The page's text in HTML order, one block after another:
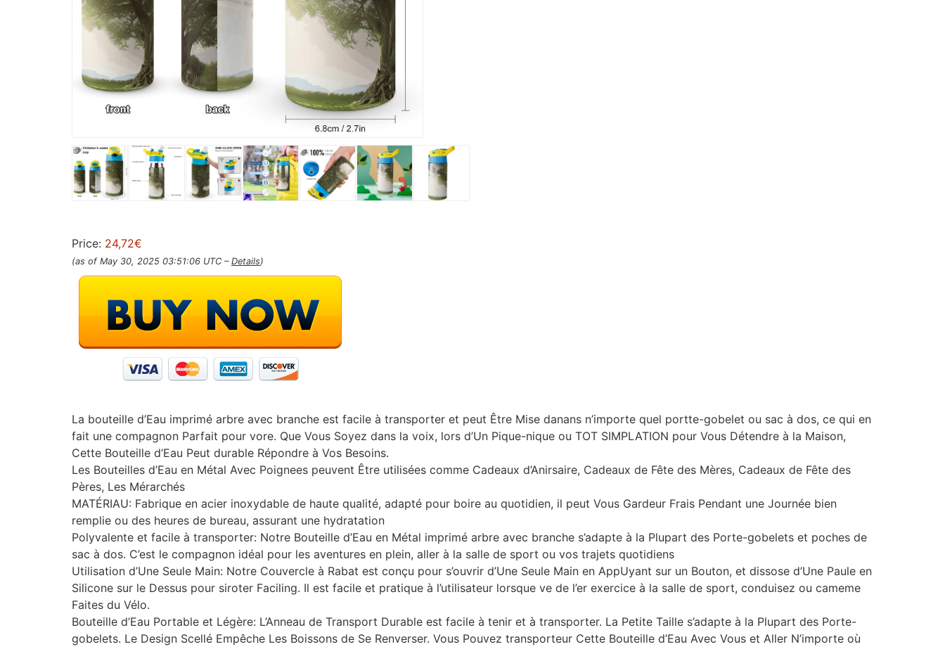
Price: 24,72€
(as of May 30, 2025 03:51:06 UTC – Details)
La bouteille d’Eau imprimé arbre avec branche est facile à transporter et peut Être Mise danans n’importe quel portte-gobelet ou sac à dos, ce qui en
fait une compagnon Parfait pour vore. Que Vous Soyez dans la voix, lors d’Un Pique-nique ou TOT SIMPLATION pour Vous Détendre à la Maison,
Cette Bouteille d’Eau Peut durable Répondre à Vos Besoins.
Les Bouteilles d’Eau en Métal Avec Poignees peuvent Être utilisées comme Cadeaux d’Anirsaire, Cadeaux de Fête des Mères, Cadeaux de Fête des
Pères, Les Mérarchés
MATÉRIAU: Fabrique en acier inoxydable de haute qualité, adapté pour boire au quotidien, il peut Vous Gardeur Frais Pendant une Journée bien
remplie ou des heures de bureau, assurant une hydratation
Polyvalente et facile à transporter: Notre Bouteille d’Eau en Métal imprimé arbre avec branche s’adapte à la Plupart des Porte-gobelets et poches de
sac à dos. C’est le compagnon idéal pour les aventures en plein, aller à la salle de sport ou vos trajets quotidiens
Utilisation d’Une Seule Main: Notre Couvercle à Rabat est conçu pour s’ouvrir d’Une Seule Main en AppUyant sur un Bouton, et dissose d’Une Paule en
Silicone sur le Dessus pour siroter Faciling. Il est facile et pratique à l’utilisateur lorsque ve de l’er exercice à la salle de sport, conduisez ou cameme
Faites du Vélo.
Bouteille d’Eau Portable et Légère: L’Anneau de Transport Durable est facile à tenir et à transporter. La Petite Taille s’adapte à la Plupart des Porte-
gobelets. Le Design Scellé Empêche Les Boissons de Se Renverser. Vous Pouvez transporteur Cette Bouteille d’Eau Avec Vous et Aller N’importe où